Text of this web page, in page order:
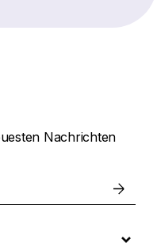
Nachrichten